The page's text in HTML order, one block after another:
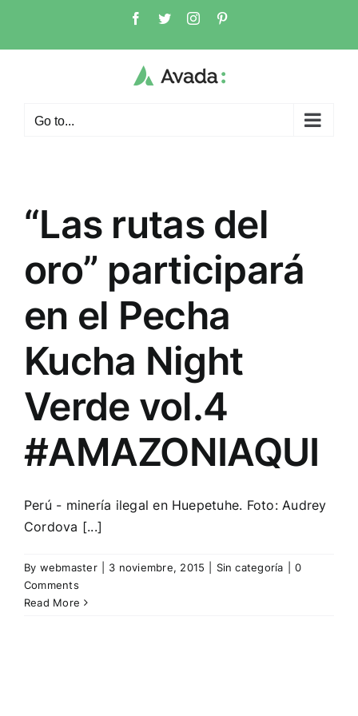
content
Facebook
TwitterInstagram
Go to...
“Las rutas del
oro” participará
en el Pecha
Kucha Night
Verde vol.4
#AMAZONIAQUI
Perú - minería ilegal en Huepetuhe. Foto: Audrey
Cordova [...]
By webmaster 3 noviembre, 2015 Sin categoría
0
Comments
Read More